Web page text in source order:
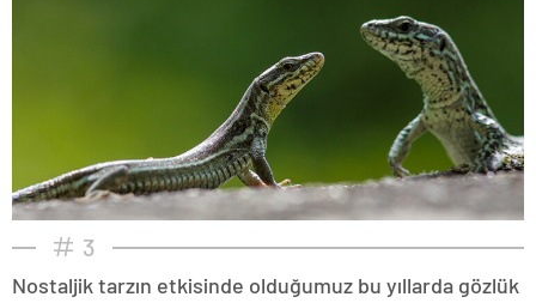
3
Nostaljik tarzın etkisinde olduğumuz bu yıllarda gözlük